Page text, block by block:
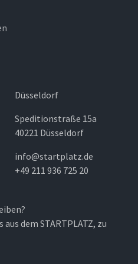
Düsseldorf
Speditionstraße 15a
40221 Düsseldorf
info@startplatz.de
+49 211 936 725 20
dem STARTPLATZ, zu